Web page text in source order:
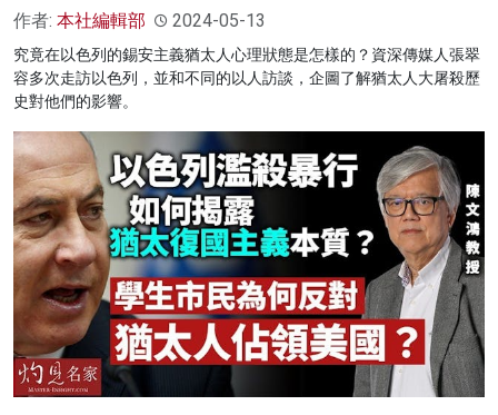
作者: 本社編輯部 2024-05-13
究竟在以色列的錫安主義猶太人心理狀態是怎樣的？資深傳媒人張翠
容多次走訪以色列，並和不同的以人訪談，企圖了解猶太人大屠殺歷
史對他們的影響。